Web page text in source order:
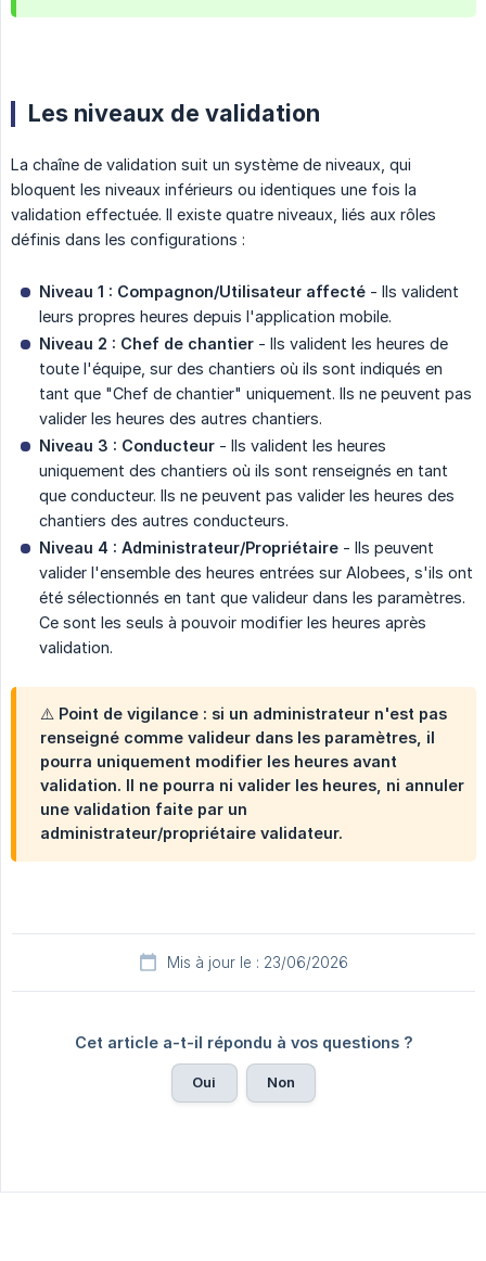
Les niveaux de validation
La chaîne de validation suit un système de niveaux, qui
bloquent les niveaux inférieurs ou identiques une fois la
validation effectuée. Il existe quatre niveaux, liés aux rôles
définis dans les configurations :
Niveau 1 : Compagnon/Utilisateur affecté - Ils valident
leurs propres heures depuis l'application mobile.
Niveau 2 : Chef de chantier - Ils valident les heures de
toute l'équipe, sur des chantiers où ils sont indiqués en
tant que "Chef de chantier" uniquement. Ils ne peuvent pas
valider les heures des autres chantiers.
Niveau 3 : Conducteur - Ils valident les heures
uniquement des chantiers où ils sont renseignés en tant
que conducteur. Ils ne peuvent pas valider les heures des
chantiers des autres conducteurs.
Niveau 4 : Administrateur/Propriétaire - Ils peuvent
valider l'ensemble des heures entrées sur Alobees, s'ils ont
été sélectionnés en tant que valideur dans les paramètres.
Ce sont les seuls à pouvoir modifier les heures après
validation.
⚠️ Point de vigilance : si un administrateur n'est pas
renseigné comme valideur dans les paramètres, il
pourra uniquement modifier les heures avant
validation. Il ne pourra ni valider les heures, ni annuler
une validation faite par un
administrateur/propriétaire validateur.
Mis à jour le : 23/06/2026
Cet article a-t-il répondu à vos questions ?
Oui Non